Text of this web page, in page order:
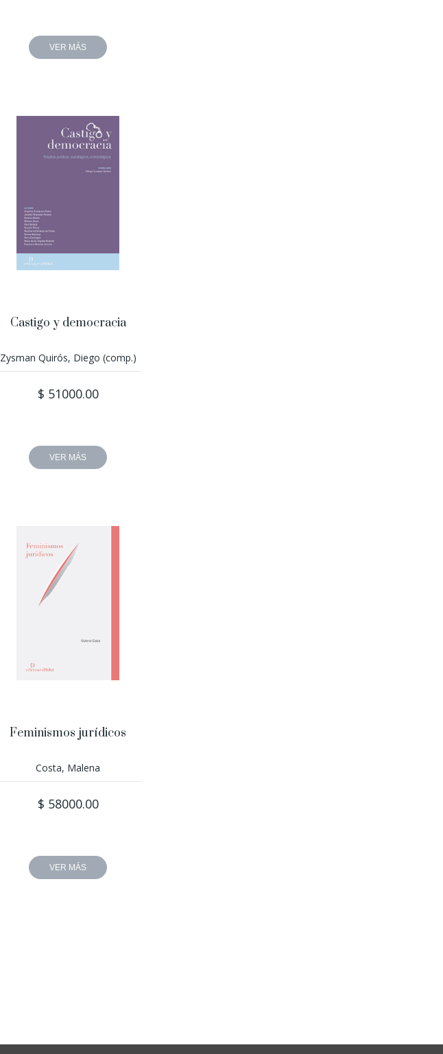
VER MÁS
Castigo y democracia
Zysman Quirós, Diego (comp.)
$ 51000.00
VER MÁS
Feminismos jurídicos
Costa, Malena
$ 58000.00
VER MÁS